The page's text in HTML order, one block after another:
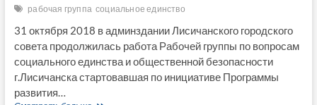
рабочая группа социальное единство
31 октября 2018 в админздании Лисичанского городского
совета продолжилась работа Рабочей группы по вопросам
социального единства и общественной безопасности
г.Лисичанска стартовавшая по инициативе Программы
развития…